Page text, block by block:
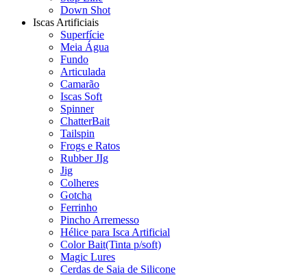
Down Shot
Iscas Artificiais
Superfície
Meia Água
Fundo
Articulada
Camarão
Iscas Soft
Spinner
ChatterBait
Tailspin
Frogs e Ratos
Rubber JIg
Jig
Colheres
Gotcha
Ferrinho
Pincho Arremesso
Hélice para Isca Artificial
Color Bait(Tinta p/soft)
Magic Lures
Cerdas de Saia de Silicone